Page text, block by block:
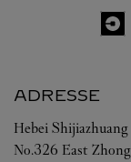
ADRESSE
Hebei Shijiazhuang
No.326 East